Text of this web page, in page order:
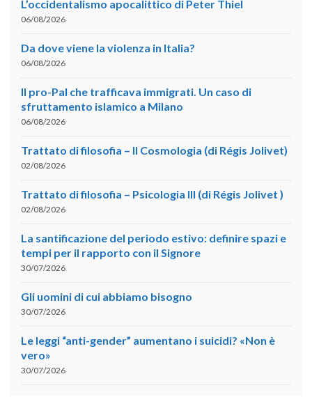
L’occidentalismo apocalittico di Peter Thiel
06/08/2026
Da dove viene la violenza in Italia?
06/08/2026
Il pro-Pal che trafficava immigrati. Un caso di
sfruttamento islamico a Milano
06/08/2026
Trattato di filosofia – II Cosmologia (di Régis Jolivet)
02/08/2026
Trattato di filosofia – Psicologia III (di Régis Jolivet )
02/08/2026
La santificazione del periodo estivo: definire spazi e
tempi per il rapporto con il Signore
30/07/2026
Gli uomini di cui abbiamo bisogno
30/07/2026
Le leggi “anti-gender” aumentano i suicidi? «Non è
vero»
30/07/2026